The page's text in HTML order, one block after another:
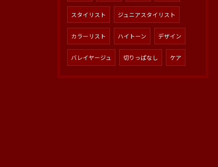
スタイリスト ジュニアスタイリスト
カラーリスト ハイトーン デザイン
バレイヤージュ 切りっぱなし ケア